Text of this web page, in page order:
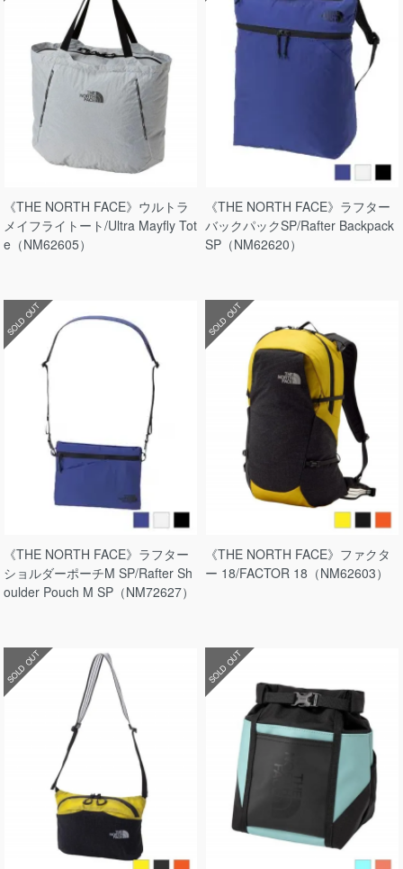
《THE NORTH FACE》ウルトラ
メイフライトート/Ultra Mayfly Tot
e（NM62605）
《THE NORTH FACE》ラフター
バックパックSP/Rafter Backpack
SP（NM62620）
SOLD OUT
《THE NORTH FACE》ラフター
ショルダーポーチM SP/Rafter Sh
oulder Pouch M SP（NM72627）
SOLD OUT
《THE NORTH FACE》ファクタ
ー 18/FACTOR 18（NM62603）
SOLD OUT SOLD OUT